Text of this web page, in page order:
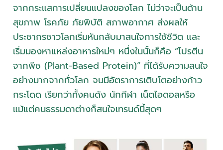
จากกระแสการเปลี่ยนแปลงของโลก ไม่ว่าจะเป็นด้าน
สุขภาพ โรคภัย ภัยพิบัติ สภาพอากาศ ส่งผลให้
ประชากรชาวโลกเริ่มหันกลับมาสนใจการใช้ชีวิต และ
เริ่มมองหาแหล่งอาหารใหม่ๆ หนึ่งในนั้นก็คือ “โปรตีน
จากพืช (Plant-Based Protein)” ที่ได้รับความสนใจ
อย่างมากจากทั่วโลก จนมีอัตราการเติบโตอย่างก้าว
กระโดด เรียกว่าทั้งคนดัง นักกีฬา เน็ตไอดอลหรือ
แม้แต่คนธรรมดาต่างก็สนใจเทรนด์นี้สุดๆ